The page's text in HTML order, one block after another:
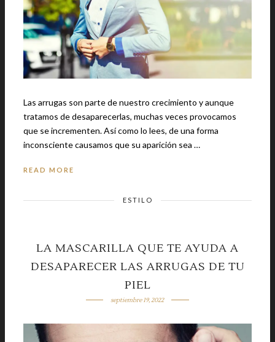
Las arrugas son parte de nuestro crecimiento y aunque
tratamos de desaparecerlas, muchas veces provocamos
que se incrementen. Así como lo lees, de una forma
inconsciente causamos que su aparición sea …
READ MORE
ESTILO
LA MASCARILLA QUE TE AYUDA A
DESAPARECER LAS ARRUGAS DE TU
PIEL
septiembre 19, 2022